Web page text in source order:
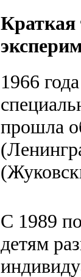
Краткая
1966
прошла
С 1989
детям